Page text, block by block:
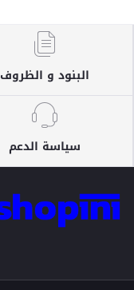
البنود و الظروف
سياسة الدعم